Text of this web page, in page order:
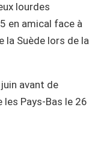
lourdes
en amical face à
la Suède lors de la
avant de
Pays-Bas le 26